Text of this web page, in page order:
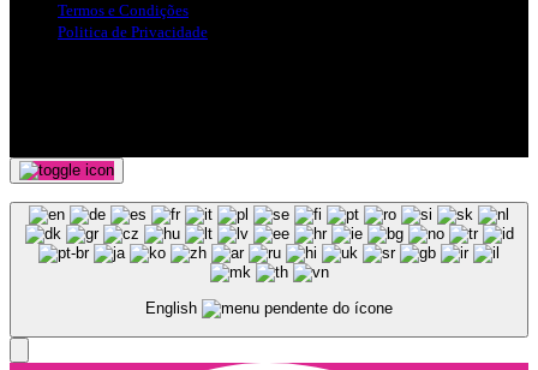
Termos e Condições
Politica de Privacidade
English